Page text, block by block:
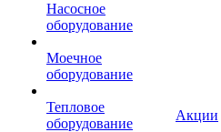
Насосное
оборудование
Моечное
оборудование
Тепловое
оборудование
Акции